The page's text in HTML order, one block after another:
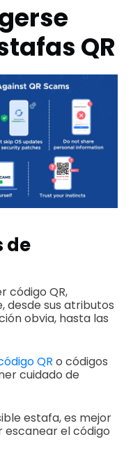
QR
de
código QR,
desde sus atributos
obvia, hasta las
QR o códigos
cuidado de
estafa, es mejor
el código